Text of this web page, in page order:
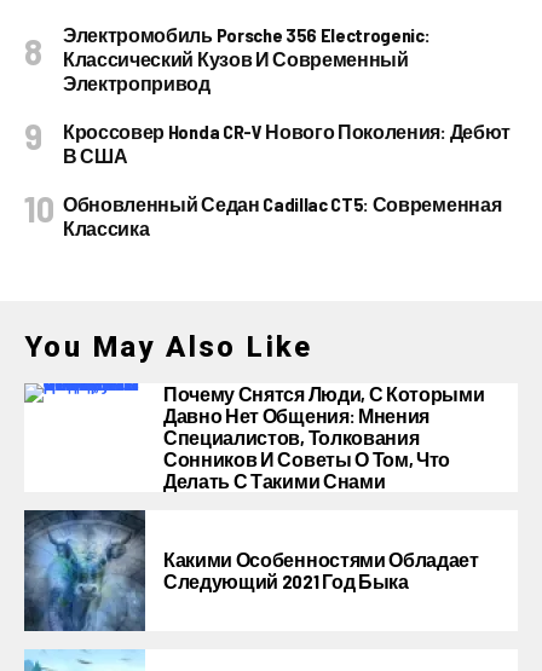
Электромобиль Porsche 356 Electrogenic:
Классический Кузов И Современный
Электропривод
Кроссовер Honda CR-V Нового Поколения: Дебют
В США
Обновленный Седан Cadillac CT5: Современная
Классика
You May Also Like
Почему Снятся Люди, С Которыми
Давно Нет Общения: Мнения
Специалистов, Толкования
Сонников И Советы О Том, Что
Делать С Такими Снами
Какими Особенностями Обладает
Следующий 2021 Год Быка